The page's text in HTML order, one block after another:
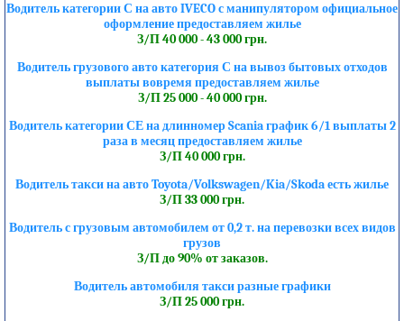
Водитель категории С на авто IVECO с манипулятором официальное
оформление предоставляем жилье
З/П 40 000 - 43 000 грн.
Водитель грузового авто категория С на вывоз бытовых отходов
выплаты вовремя предоставляем жилье
З/П 25 000 - 40 000 грн.
Водитель категории СЕ на длинномер Scania график 6/1 выплаты 2
раза в месяц предоставляем жилье
З/П 40 000 грн.
Водитель такси на авто Toyota/Volkswagen/Kia/Skoda есть жилье
З/П 33 000 грн.
Водитель с грузовым автомобилем от 0,2 т. на перевозки всех видов
грузов
З/П до 90% от заказов.
Водитель автомобиля такси разные графики
З/П 25 000 грн.